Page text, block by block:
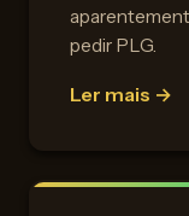
pedir PLG.
Ler mais →